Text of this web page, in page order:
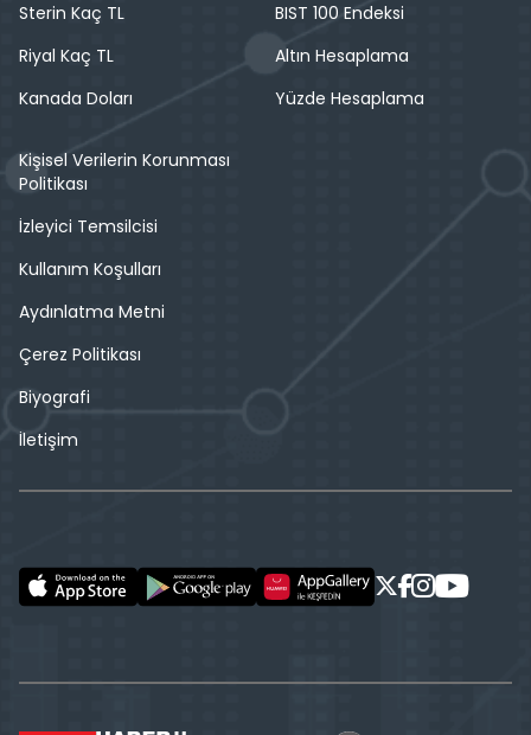
Sterin Kaç TL
Riyal Kaç TL
Kanada Doları
BIST 100 Endeksi
Altın Hesaplama
Yüzde Hesaplama
Kişisel Verilerin Korunması
Politikası
İzleyici Temsilcisi
Kullanım Koşulları
Aydınlatma Metni
Çerez Politikası
Biyografi
İletişim